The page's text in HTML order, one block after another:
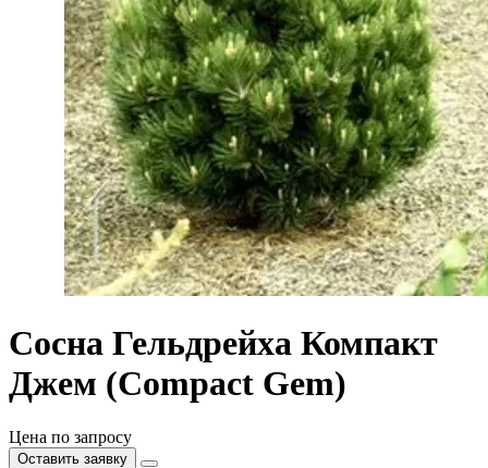
Сосна Гельдрейха Компакт
Джем (Compact Gem)
Цена по запросу
Оставить заявку